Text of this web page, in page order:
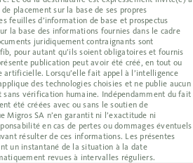
placement sur la base de ses propres
feuilles d’information de base et prospectus
la base des informations fournies dans le cadre
juridiquement contraignants sont
pour autant qu’ils soient obligatoires et fournis
publication peut avoir été créé, en tout ou
artificielle. Lorsqu’elle fait appel à l’intelligence
des technologies choisies et ne publie aucun
vérification humaine. Indépendamment du fait
été créées avec ou sans le soutien de
Migros SA n’en garantit ni l’exactitude ni
en cas de pertes ou dommages éventuels
résulter de ces informations. Les présentes
un instantané de la situation à la date
revues à intervalles réguliers.